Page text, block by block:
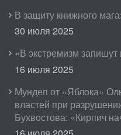
В защиту книжного
30 июля 2025
«В экстремизм
16 июля 2025
Мундеп от «Яблока»
властей при
Бухвостова: «Кирпич